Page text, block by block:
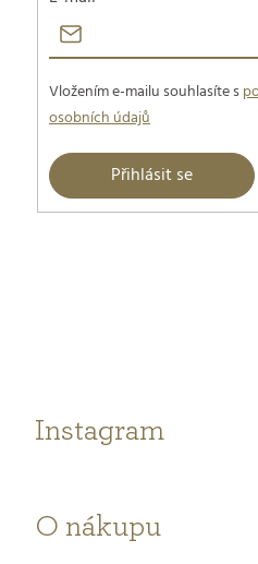
Vložením e-mailu souhlasíte s
osobních údajů
Přihlásit se
Instagram
O nákupu